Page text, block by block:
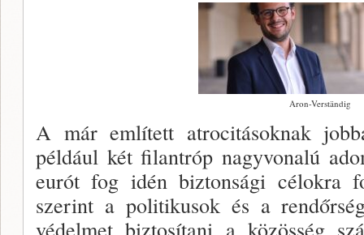
Aron-Verständig
A már említett atrocitásoknak
például két filantróp nagyvonalú
eurót fog idén biztonsági célokra
szerint a politikusok és a
védelmet biztosítani a közösség